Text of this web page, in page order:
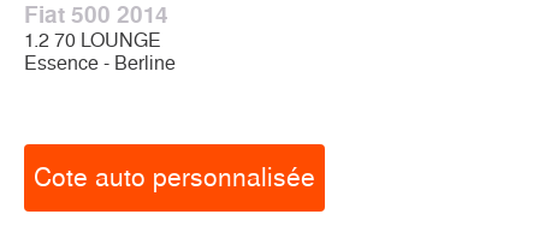
Fiat 500 2014
1.2 70 LOUNGE
Essence - Berline
Cote auto personnalisée